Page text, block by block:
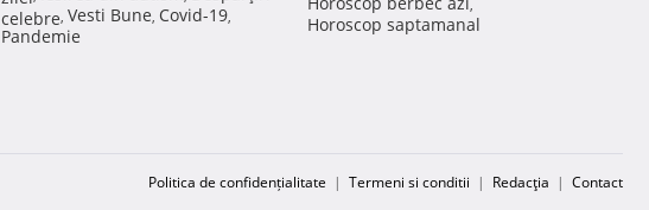
celebre, Vesti Bune, Covid-19,
Pandemie
,
Horoscop saptamanal
Politica de confidențialitate | Termeni si conditii | Redacţia | Contact